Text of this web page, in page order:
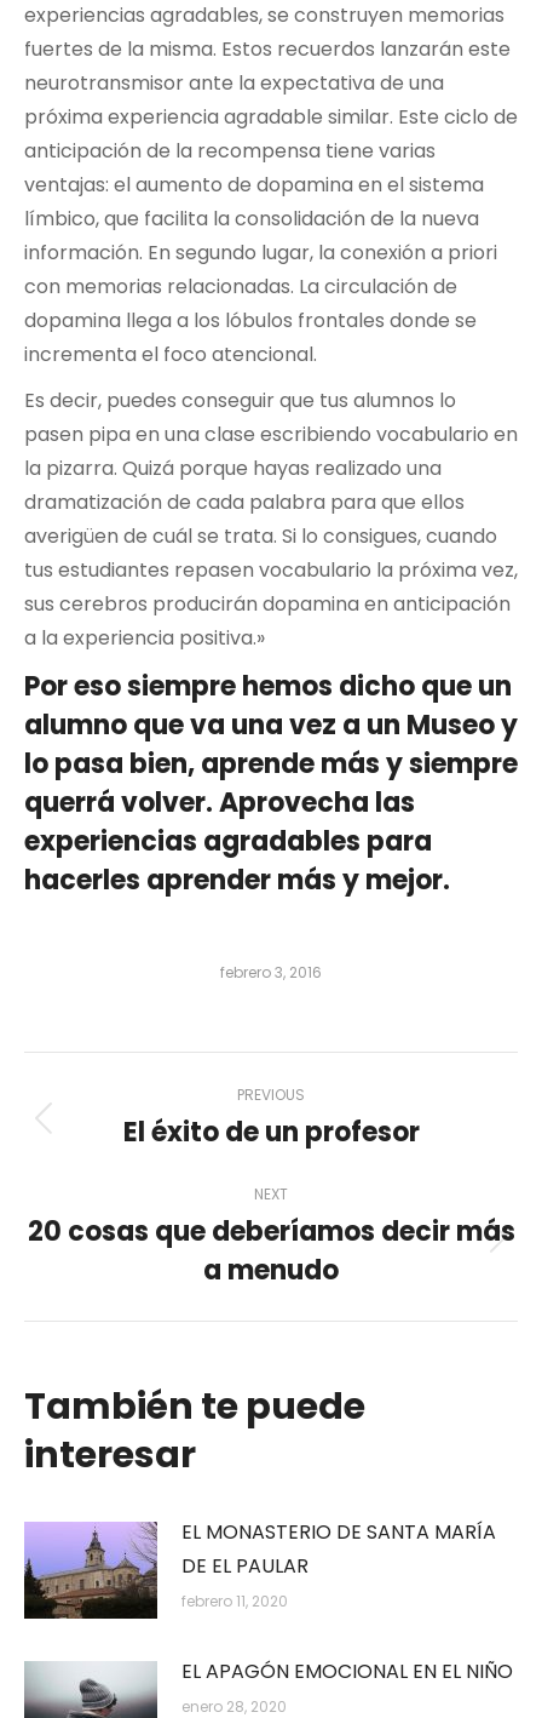
experiencias agradables, se construyen memorias
fuertes de la misma. Estos recuerdos lanzarán este
neurotransmisor ante la expectativa de una
próxima experiencia agradable similar. Este ciclo de
anticipación de la recompensa tiene varias
ventajas: el aumento de dopamina en el sistema
límbico, que facilita la consolidación de la nueva
información. En segundo lugar, la conexión a priori
con memorias relacionadas. La circulación de
dopamina llega a los lóbulos frontales donde se
incrementa el foco atencional.
Es decir, puedes conseguir que tus alumnos lo
pasen pipa en una clase escribiendo vocabulario en
la pizarra. Quizá porque hayas realizado una
dramatización de cada palabra para que ellos
averigüen de cuál se trata. Si lo consigues, cuando
tus estudiantes repasen vocabulario la próxima vez,
sus cerebros producirán dopamina en anticipación
a la experiencia positiva.»
Por eso siempre hemos dicho que un
alumno que va una vez a un Museo y
lo pasa bien, aprende más y siempre
querrá volver. Aprovecha las
experiencias agradables para
hacerles aprender más y mejor.
febrero 3, 2016
Post
navigation
PREVIOUS
Previous
El éxito de un profesor
NEXT
post:
20 cosas que deberíamos decir más
a menudo
También te puede
interesar
EL MONASTERIO DE SANTA MARÍA
DE EL PAULAR
febrero 11, 2020
EL APAGÓN EMOCIONAL EN EL NIÑO
enero 28, 2020